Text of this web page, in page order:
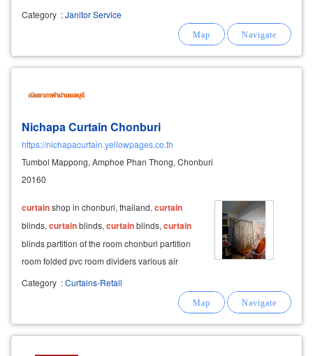
retail
Category :Janitor Service
Nichapa Curtain Chonburi
https://nichapacurtain.yellowpages.co.th
Tumbol Mappong, Amphoe Phan Thong, Chonburi
20160
curtainshop in chonburi, thailand. curtain
blinds, curtainblinds, curtainblinds, curtain
blinds partition of the room chonburi partition
room folded pvc room dividers various air
curtains
Category :Curtains-Retail